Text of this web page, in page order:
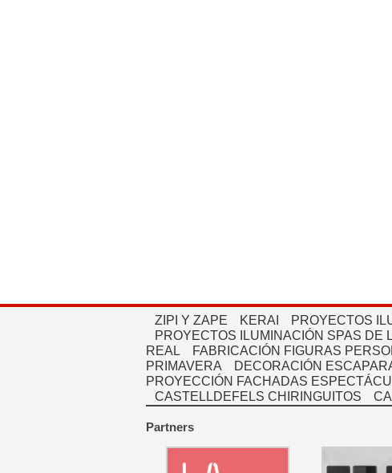
ZIPI Y ZAPE KERAI PROYECTOS
PROYECTOS ILUMINACIÓN SPAS DE
REAL
FABRICACIÓN FIGURAS
PRIMAVERA
DECORACIÓN
PROYECCIÓN FACHADAS
CASTELLDEFELS CHIRINGUITOS
Partners